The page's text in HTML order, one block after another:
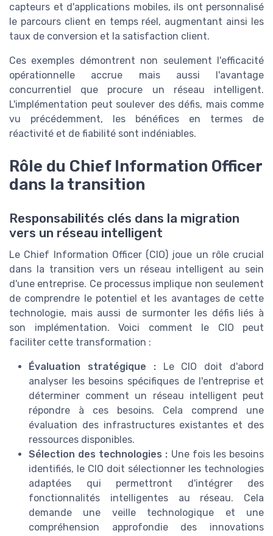
capteurs et d'applications mobiles, ils ont personnalisé
le parcours client en temps réel, augmentant ainsi les
taux de conversion et la satisfaction client.
Ces exemples démontrent non seulement l'efficacité
opérationnelle accrue mais aussi l'avantage
concurrentiel que procure un réseau intelligent.
L'implémentation peut soulever des défis, mais comme
vu précédemment, les bénéfices en termes de
réactivité et de fiabilité sont indéniables.
Rôle du Chief Information Officer
dans la transition
Responsabilités clés dans la migration
vers un réseau intelligent
Le Chief Information Officer (CIO) joue un rôle crucial
dans la transition vers un réseau intelligent au sein
d'une entreprise. Ce processus implique non seulement
de comprendre le potentiel et les avantages de cette
technologie, mais aussi de surmonter les défis liés à
son implémentation. Voici comment le CIO peut
faciliter cette transformation :
Évaluation stratégique :Le CIO doit d'abord
analyser les besoins spécifiques de l'entreprise et
déterminer comment un réseau intelligent peut
répondre à ces besoins. Cela comprend une
évaluation des infrastructures existantes et des
ressources disponibles.
Sélection des technologies : Une fois les besoins
identifiés, le CIO doit sélectionner les technologies
adaptées qui permettront d'intégrer des
fonctionnalités intelligentes au réseau. Cela
demande une veille technologique et une
compréhension approfondie des innovations